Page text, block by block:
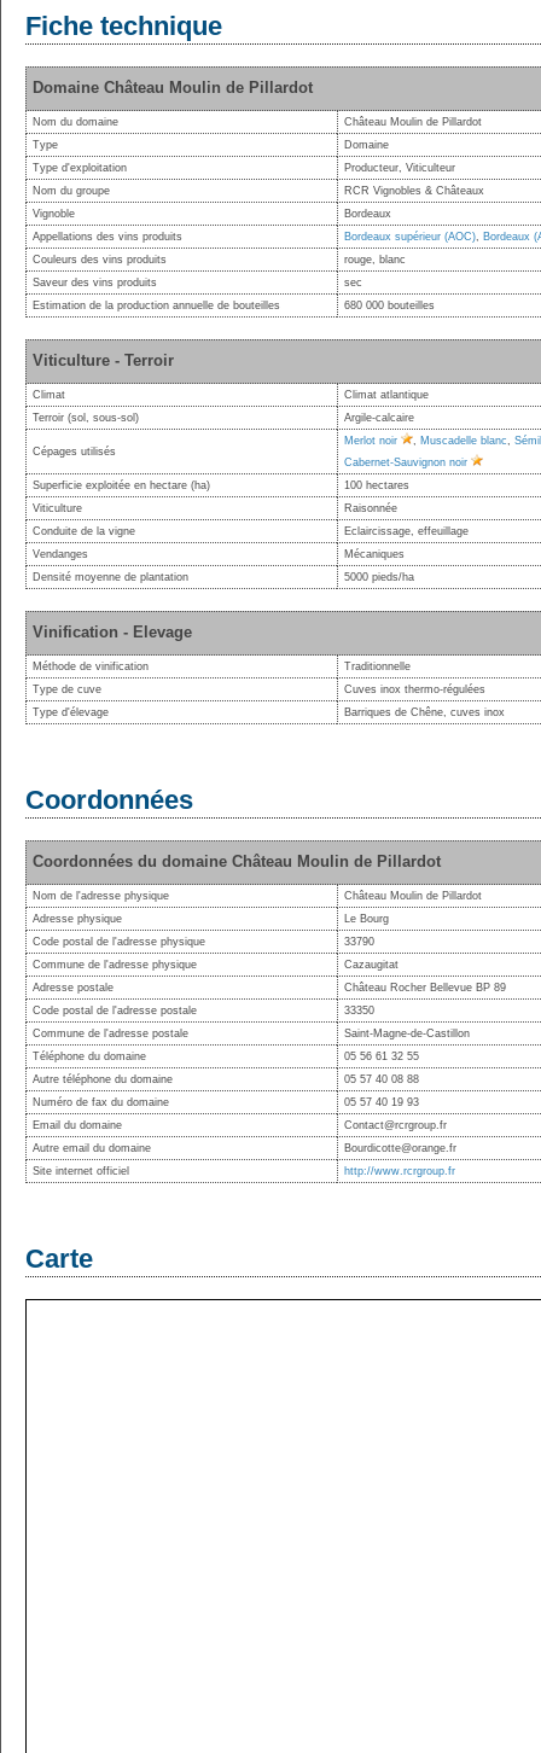
Fiche technique
Domaine Château Moulin de Pillardot
Nom du domaine
Château Moulin de Pillardot
Type
Domaine
Type d'exploitation
Producteur, Viticulteur
Nom du groupe
RCR Vignobles & Châteaux
Vignoble
Bordeaux
Appellations des vins produits
Bordeaux supérieur (AOC), Bordeaux
Couleurs des vins produits
rouge, blanc
Saveur des vins produits
sec
Estimation de la production annuelle de bouteilles
680 000 bouteilles
Viticulture - Terroir
Climat
Climat atlantique
Terroir (sol, sous-sol)
Argile-calcaire
Cépages utilisés
Merlot noir , Muscadelle blanc,
Cabernet-Sauvignon noir
Superficie exploitée en hectare (ha)
100 hectares
Viticulture
Raisonnée
Conduite de la vigne
Eclaircissage, effeuillage
Vendanges
Mécaniques
Densité moyenne de plantation
5000 pieds/ha
Vinification - Elevage
Méthode de vinification
Traditionnelle
Type de cuve
Cuves inox thermo-régulées
Type d'élevage
Barriques de Chêne, cuves inox
Coordonnées
Coordonnées du domaine Château Moulin de Pillardot
Nom de l'adresse physique
Château Moulin de Pillardot
Adresse physique
Le Bourg
Code postal de l'adresse physique
33790
Commune de l'adresse physique
Cazaugitat
Adresse postale
Château Rocher Bellevue BP 89
Code postal de l'adresse postale
33350
Commune de l'adresse postale
Saint-Magne-de-Castillon
Téléphone du domaine
05 56 61 32 55
Autre téléphone du domaine
05 57 40 08 88
Numéro de fax du domaine
05 57 40 19 93
Email du domaine
Contact@rcrgroup.fr
Autre email du domaine
Bourdicotte@orange.fr
Site internet officiel
http://www.rcrgroup.fr
Carte